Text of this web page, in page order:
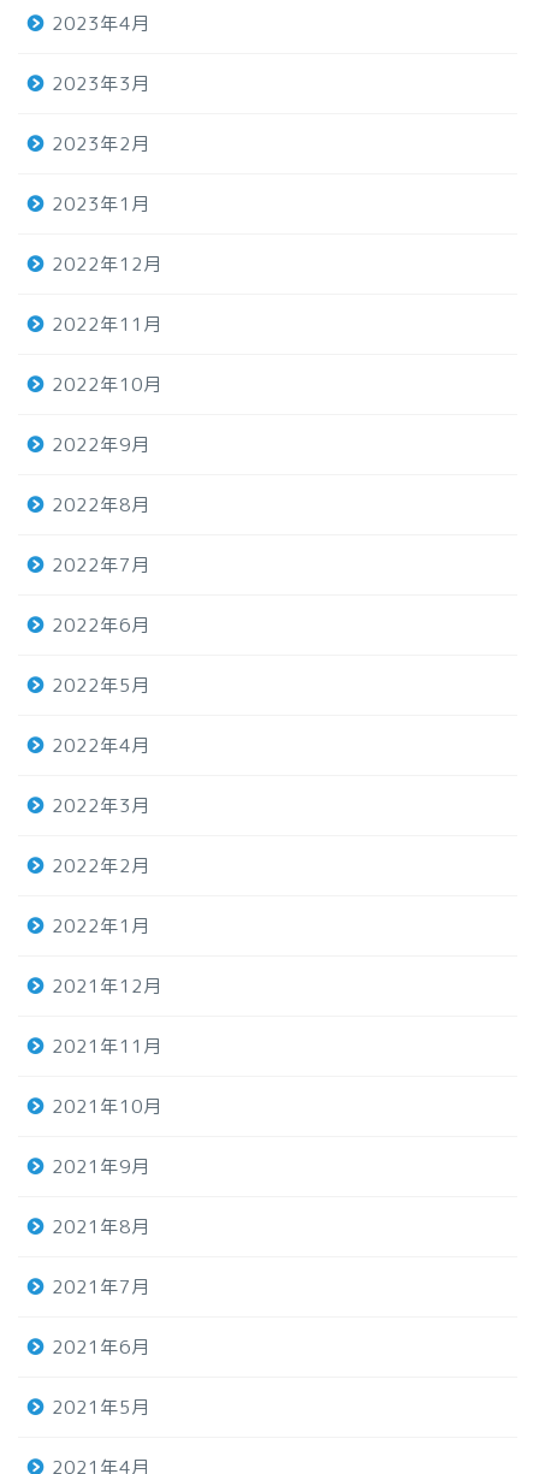
2023年4月
2023年3月
2023年2月
2023年1月
2022年12月
2022年11月
2022年10月
2022年9月
2022年8月
2022年7月
2022年6月
2022年5月
2022年4月
2022年3月
2022年2月
2022年1月
2021年12月
2021年11月
2021年10月
2021年9月
2021年8月
2021年7月
2021年6月
2021年5月
2021年4月